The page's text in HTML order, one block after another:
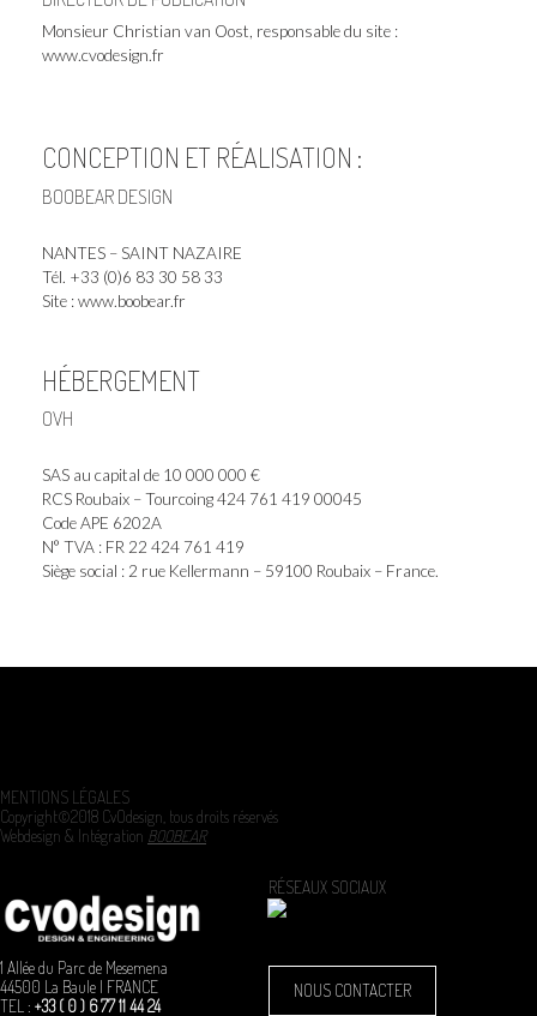
Monsieur Christian van Oost, responsable du site :
www.cvodesign.fr
CONCEPTION ET RÉALISATION :
BOOBEAR DESIGN
NANTES – SAINT NAZAIRE
Tél. +33 (0)6 83 30 58 33
Site :www.boobear.fr
HÉBERGEMENT
OVH
SAS au capital de 10 000 000 €
RCS Roubaix – Tourcoing 424 761 419 00045
Code APE 6202A
N° TVA : FR 22 424 761 419
Siège social : 2 rue Kellermann – 59100 Roubaix – France.
MENTIONS LÉGALES
Copyright©2018 CvOdesign, tous droits réservés
Webdesign & Intégration BOOBEAR
1 Allée du Parc de Mesemena
44500 La Baule | FRANCE
TEL : +33 ( 0 ) 6 77 11 44 24
RÉSEAUX SOCIAUX
NOUS CONTACTER